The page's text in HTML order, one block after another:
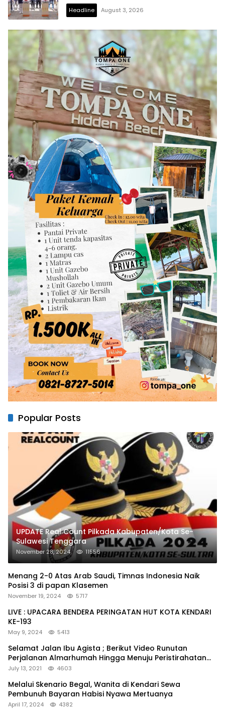
Digitalisasi Ekonomi
Headline August 3, 2026
Popular Posts
UPDATE Real Count Pilkada Kabupaten/Kota Se-
Sulawesi Tenggara
November 28, 2024 11556
Menang 2-0 Atas Arab Saudi, Timnas Indonesia Naik
Posisi 3 di papan Klasemen
November 19, 2024 5717
LIVE : UPACARA BENDERA PERINGATAN HUT KOTA KENDARI
KE-193
May 9, 2024 5413
Selamat Jalan Ibu Agista ; Berikut Video Runutan
Perjalanan Almarhumah Hingga Menuju Peristirahatan
Terakhir
July 13, 2021 4603
Melalui Skenario Begal, Wanita di Kendari Sewa
Pembunuh Bayaran Habisi Nyawa Mertuanya
April 17, 2024 4382